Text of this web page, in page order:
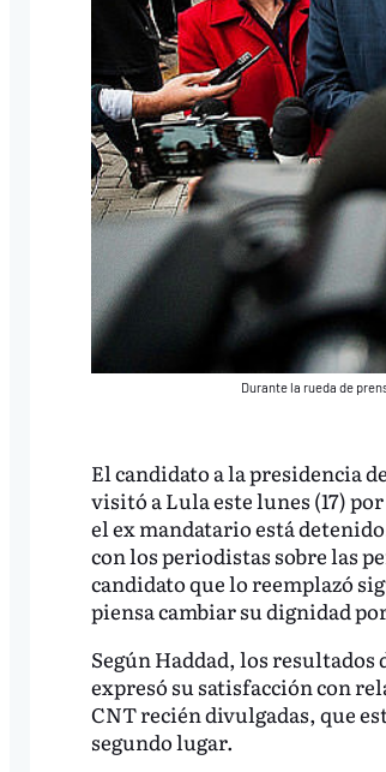
Durante la rueda de
El candidato a la presidencia
visitó a Lula este lunes (17)
el ex mandatario está
con los periodistas sobre las
candidato que lo reemplazó
piensa cambiar su dignidad
Según Haddad, los
expresó su satisfacción con
CNT recién divulgadas, que
segundo lugar.